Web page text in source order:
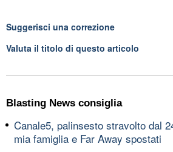
Suggerisci una correzione
Valuta il titolo di questo articolo
Blasting News consiglia
Canale5, palinsesto stravolto dal
mia famiglia e Far Away spostati